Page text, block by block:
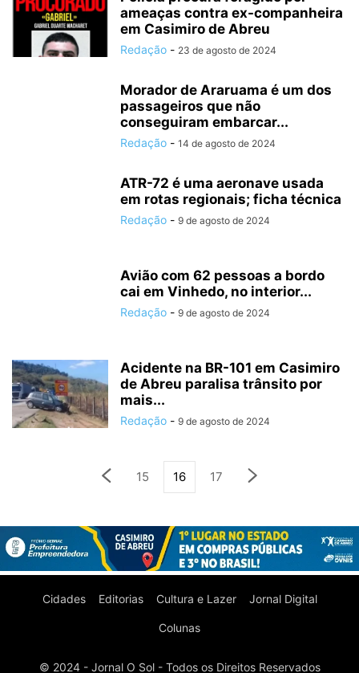
ameaças contra ex-companheira
em Casimiro de Abreu
Redação - 23 de agosto de 2024
Morador de Araruama é um dos
passageiros que não
conseguiram embarcar...
Redação - 14 de agosto de 2024
ATR-72 é uma aeronave usada
em rotas regionais; ficha técnica
Redação - 9 de agosto de 2024
Avião com 62 pessoas a bordo
cai em Vinhedo, no interior...
Redação - 9 de agosto de 2024
Acidente na BR-101 em Casimiro
de Abreu paralisa trânsito por
mais...
Redação - 9 de agosto de 2024
15 16 17
Cidades Editorias Cultura e Lazer Jornal Digital
Colunas
© 2024 - Jornal O Sol - Todos os Direitos Reservados